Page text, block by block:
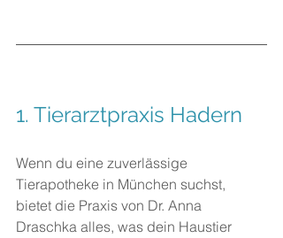
1. Tierarztpraxis Hadern
Wenn du eine zuverlässige
Tierapotheke in München suchst,
bietet die Praxis von Dr. Anna
Draschka alles, was dein Haustier